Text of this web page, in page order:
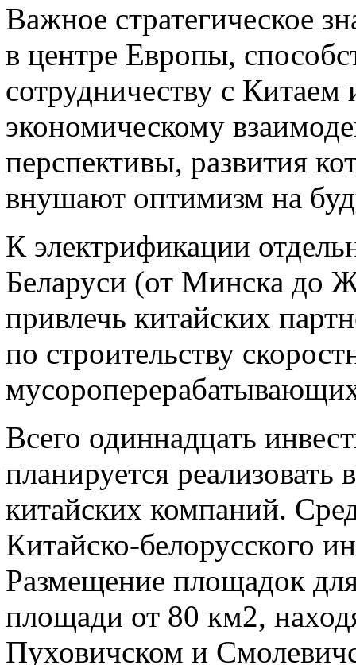
Важное стратегическое
в центре Европы,
сотрудничеству с
экономическому
перспективы, развития
внушают оптимизм на
К электрификации
Беларуси (от Минска до
привлечь китайских
по строительству
Всего одиннадцать
планируется
китайских компаний.
Китайско-белорусского
Размещение площадок
площади от 80 км2,
Пуховичском и